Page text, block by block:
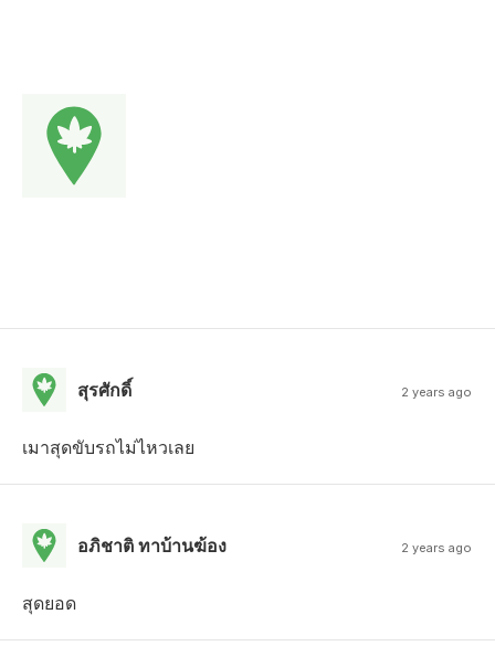
สุรศักดิ์ 2 years ago
เมาสุดขับรถไม่ไหวเลย
อภิชาติ ทาบ้านฆ้อง 2 years ago
สุดยอด